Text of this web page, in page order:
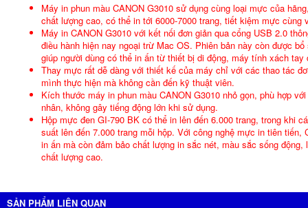
Máy in phun màu CANON G3010 sử dụng cùng loại mực của
chất lượng cao, có thể in tới 6000-7000 trang, tiết kiệm mực cùng
Máy in CANON G3010 với kết nối đơn giản qua cổng USB 2.0
điều hành hiện nay ngoại trừ Mac OS. Phiên bản này còn được
giúp người dùng có thể in ấn từ thiết bị di động, máy tính xách tay
Thay mực rất dễ dàng với thiết kế của máy chỉ với các thao tác
mình thực hiện mà không cần đến kỹ thuật viên.
Kích thước máy in phun màu CANON G3010 nhỏ gọn, phù hợp
nhân, không gây tiếng động lớn khi sử dụng.
Hộp mực đen GI-790 BK có thể in lên đến 6.000 trang, trong khi
suất lên đến 7.000 trang mỗi hộp. Với công nghệ mực in tiên tiến,
in ấn mà còn đảm bảo chất lượng in sắc nét, màu sắc sống
chất lượng cao.
SẢN PHẨM LIÊN QUAN